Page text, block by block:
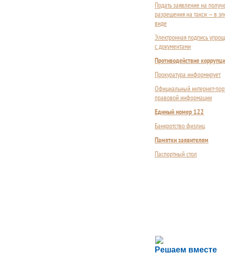
Подать заявление на
разрешения на такси — в
виде
Электронная подпись
с документами
Противодействие
Прокуратура информирует
Официальный интернет-
правовой информации
Единый номер 122
Банкротство физлиц
Памятки заявителям
Паспортный стол
Решаем вместе
Сложности с
Сообщите об этом